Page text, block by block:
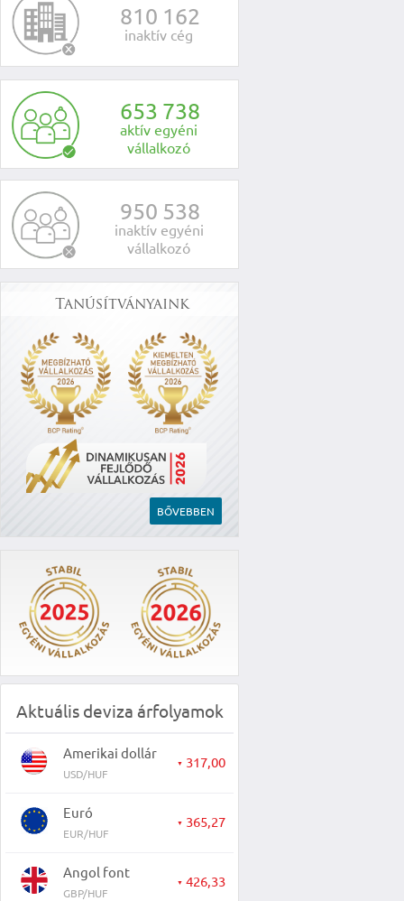
810 162
inaktív cég
653 738
aktív egyéni
vállalkozó
950 538
inaktív egyéni
vállalkozó
Tanúsítványaink
BŐVEBBEN
Aktuális deviza árfolyamok
Amerikai dollár
USD/HUF
▼ 317,00
Euró
EUR/HUF
▼ 365,27
Angol font
GBP/HUF
▼ 426,33